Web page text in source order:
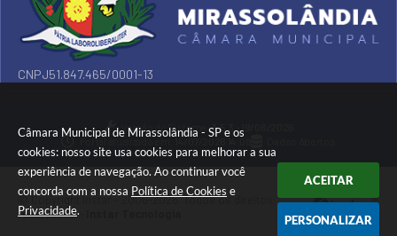
Câmara Municipal de Mirassolândia - SP e os
cookies: nosso site usa cookies para melhorar a sua
experiência de navegação. Ao continuar você
concorda com a nossa Política de Cookies e
Privacidade.
ACEITAR
PERSONALIZAR
CNPJ51.847.465/0001-13
Versão do Sistema:3.5.3 - 19/06/2026
Portal atualizado em:
© Copyright Instar - 2006-2026. Todos os direitos
reservados -